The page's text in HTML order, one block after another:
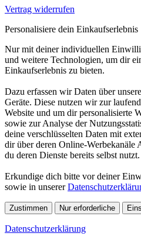
Vertrag widerrufen
Personalisiere dein Einkaufserlebnis
Nur mit deiner individuellen
und weitere Technologien, um dir
Einkaufserlebnis zu bieten.
Dazu erfassen wir Daten über
Geräte. Diese nutzen wir zur
Website und um dir personalisierte
sowie zur Analyse der
deine verschlüsselten Daten mit
dir über deren Online-Werbekanäle
du deren Dienste bereits selbst nutzt.
Erkundige dich bitte vor deiner
sowie in unserer
Zustimmen Nur erforderliche
Datenschutzerklärung